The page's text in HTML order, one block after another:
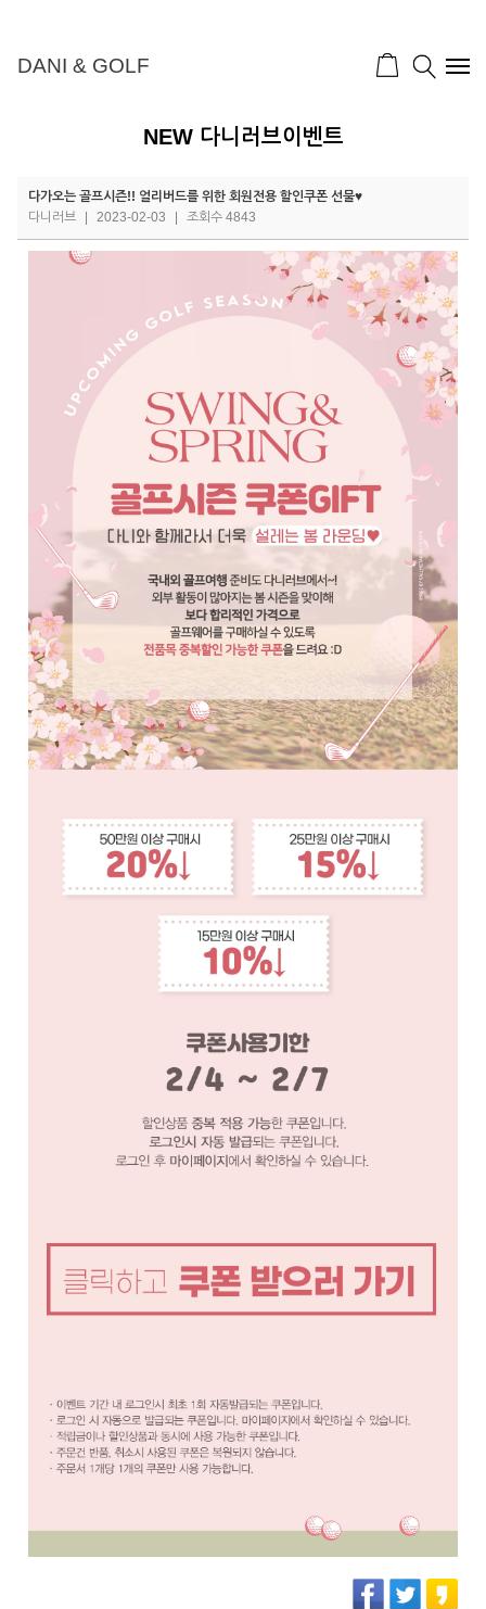
DANI & GOLF
NEW 다니러브이벤트
다가오는 골프시즌!! 얼리버드를 위한 회원전용 할인쿠폰 선물♥
다니러브
2023-02-03 조회수 4843